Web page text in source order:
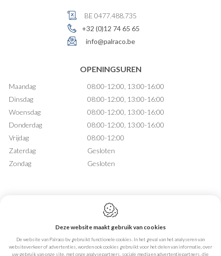
BE 0477.488.735
+32 (0)12 74 65 65
info@palraco.be
OPENINGSUREN
Maandag
08:00-12:00, 13:00-16:00
Dinsdag
08:00-12:00, 13:00-16:00
Woensdag
08:00-12:00, 13:00-16:00
Donderdag
08:00-12:00, 13:00-16:00
Vrijdag
08:00-12:00
Zaterdag
Gesloten
Zondag
Gesloten
Webdesign by IDcreation 2026
Cookie policy
Privacy policy
Deze website maakt gebruik van cookies
De website van Palraco bv gebruikt functionele cookies. In het geval van het analyseren van
websiteverkeer of advertenties, worden ook cookies gebruikt voor het delen van informatie, over
uw gebruik van onze site, met onze analysepartners, sociale media en advertentiepartners, die